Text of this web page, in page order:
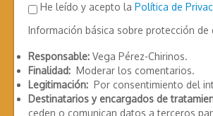
He leído y acepto la Política de
Información básica sobre protección de
Responsable: Vega Pérez-Chirinos.
Finalidad: Moderar los comentarios.
Legitimación: Por consentimiento del
Destinatarios y encargados de
ceden o comunican datos a terceros